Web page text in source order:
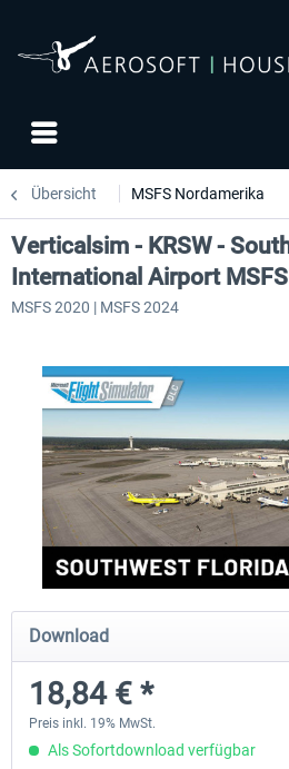
Übersicht MSFS Nordamerika
FSDG - Grönland Kulusuk MSFS
Verticalsim - KRSW -
International Airport MSFS
MSFS 2020 | MSFS 2024
Download
18,84 € *
Preis inkl. 19% MwSt.
Als Sofortdownload verfügbar